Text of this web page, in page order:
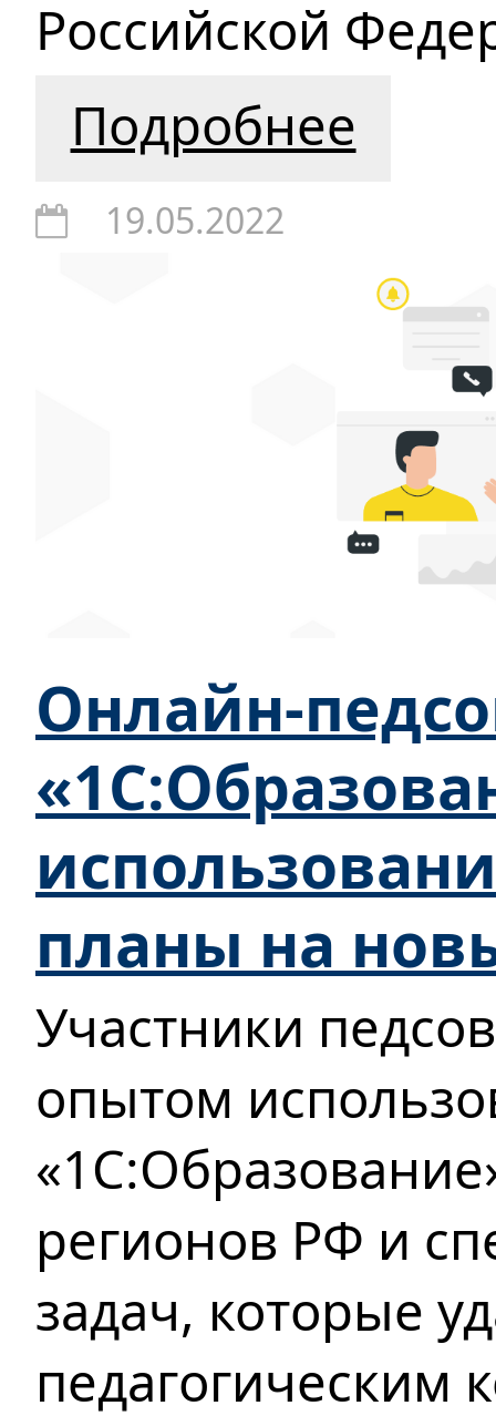
Российской
Подробнее
19.05.2022
Онлайн-
планы на
Участники
опытом
регионов РФ и
задач, которые
педагогическим